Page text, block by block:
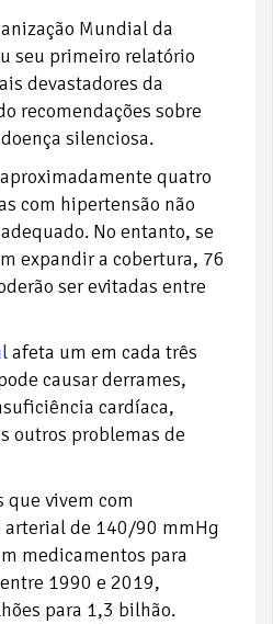
Mundial da
seu primeiro relatório
devastadores da
recomendações sobre
silenciosa.
quatro
com hipertensão não
No entanto, se
expandir a cobertura, 76
ser evitadas entre
afeta um em cada três
causar derrames,
cardíaca,
outros problemas de
que vivem com
arterial de 140/90 mmHg
medicamentos para
1990 e 2019,
para 1,3 bilhão.